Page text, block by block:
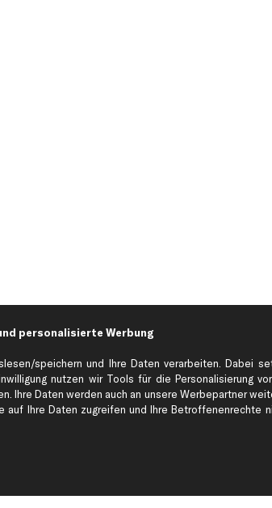
Hilfe & Support
personalisierte Werbung
speichern und Ihre Daten verarbeiten. Dabei
nutzen wir Tools für die Personalisierung
Ihre Daten werden auch an unsere Werbepartner
Ihre Daten zugreifen und Ihre